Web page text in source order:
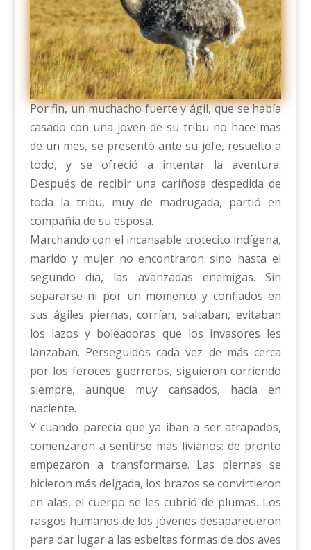
Por fin, un muchacho fuerte y ágil, que se había
casado con una joven de su tribu no hace mas
de un mes, se presentó ante su jefe, resuelto a
todo, y se ofreció a intentar la aventura.
Después de recibir una cariñosa despedida de
toda la tribu, muy de madrugada, partió en
compañía de su esposa.
Marchando con el incansable trotecito indígena,
marido y mujer no encontraron sino hasta el
segundo día, las avanzadas enemigas. Sin
separarse ni por un momento y confiados en
sus ágiles piernas, corrían, saltaban, evitaban
los lazos y boleadoras que los invasores les
lanzaban. Perseguidos cada vez de más cerca
por los feroces guerreros, siguieron corriendo
siempre, aunque muy cansados, hacía en
naciente.
Y cuando parecía que ya iban a ser atrapados,
comenzaron a sentirse más livianos: de pronto
empezaron a transformarse. Las piernas se
hicieron más delgada, los brazos se convirtieron
en alas, el cuerpo se les cubrió de plumas. Los
rasgos humanos de los jóvenes desaparecieron
para dar lugar a las esbeltas formas de dos aves